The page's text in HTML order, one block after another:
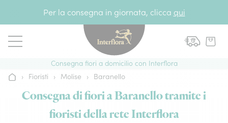
Per la consegna in giornata, clicca qui
Consegna fiori a domicilio con Interflora
Home› Fioristi › Molise › Baranello
Consegna di fiori a Baranello tramite i
fioristi della rete Interflora